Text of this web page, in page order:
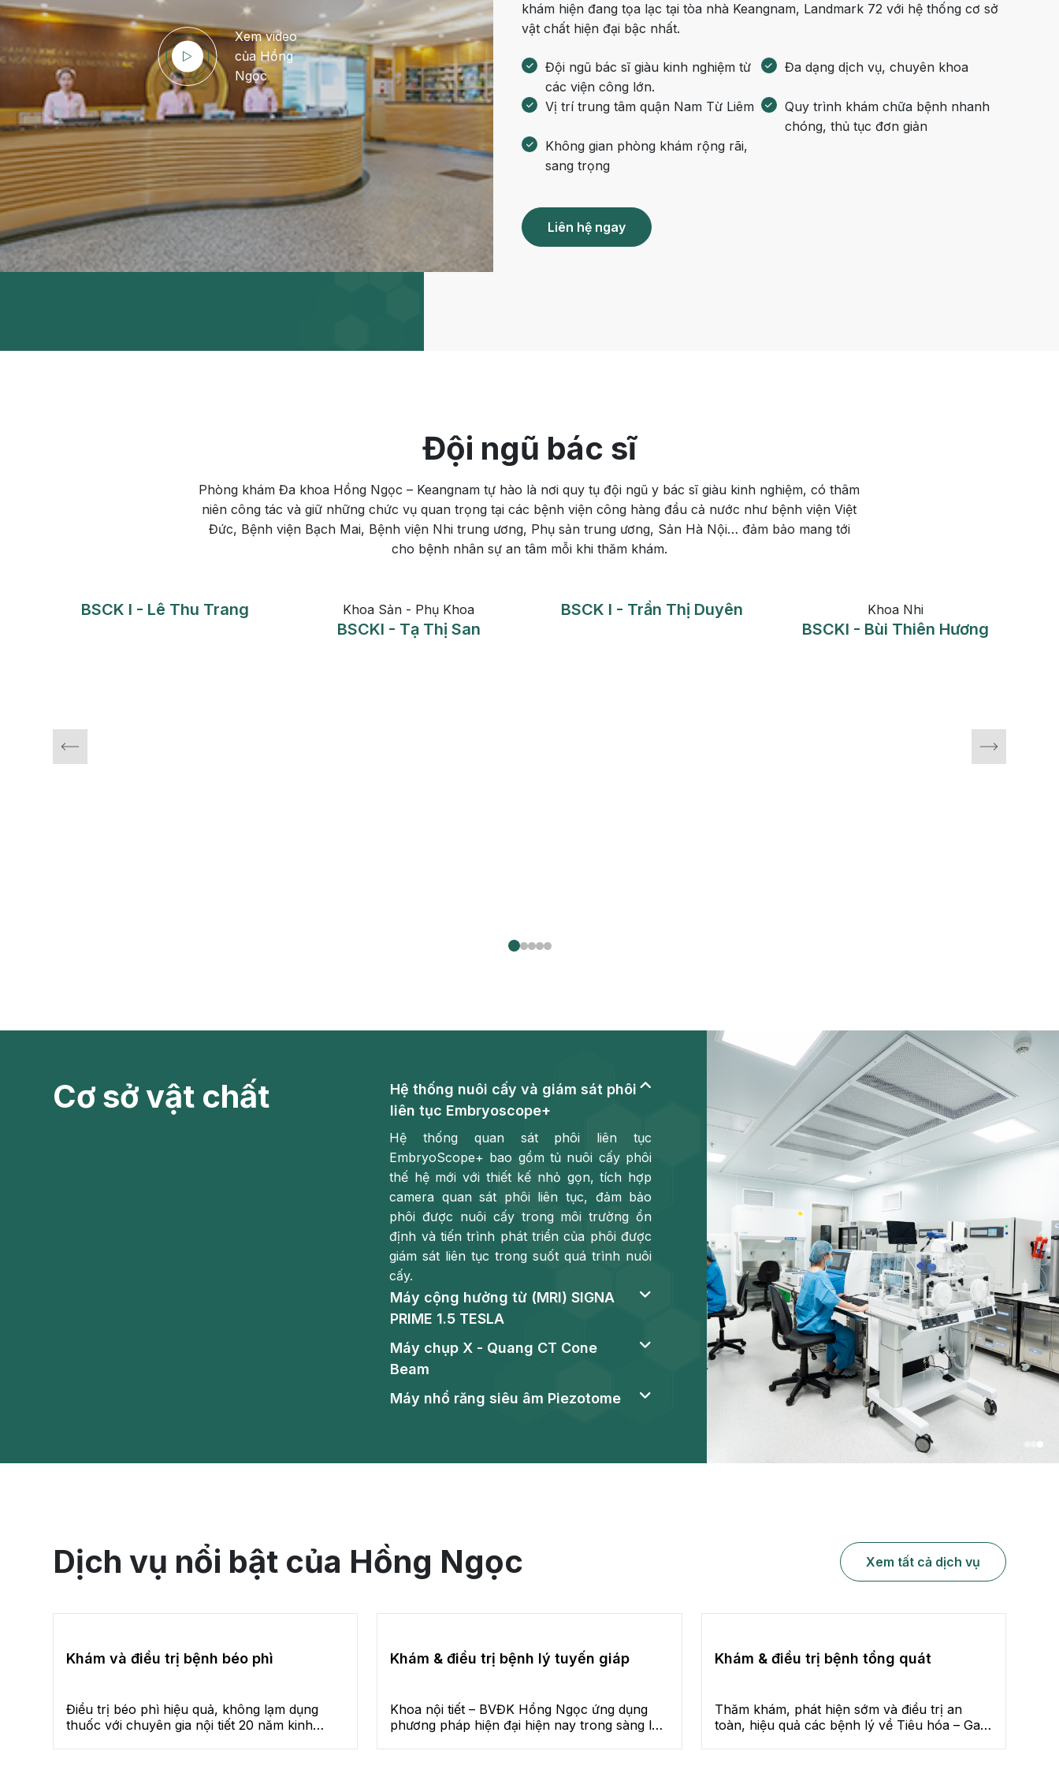
Bệnh học Ung bướu Bệnh học Tim mạch
Thẩm mỹ
Tiêu hóa - Gan - Mật
Nội Tiết
Cấp cứu - Hồi sức tích
cực
Ung bướu
Thận - Tiết niệu
Vật lý trị liệu - Phục hồi
chức năng
Chấn thương chỉnh hình
Ngoại khoa
thần
Xem video
của Hồng
Ngọc
khám hiện đang tọa lạc tại tòa nhà Keangnam, Landmark 72 với hệ thống cơ sở
vật chất hiện đại bậc nhất.
Đội ngũ bác sĩ giàu kinh nghiệm từ
các viện công lớn.
Đa dạng dịch vụ, chuyên khoa
Vị trí trung tâm quận Nam Từ Liêm
Quy trình khám chữa bệnh nhanh
chóng, thủ tục đơn giản
Không gian phòng khám rộng rãi,
sang trọng
Liên hệ ngay
Đội ngũ bác sĩ
Phòng khám Đa khoa Hồng Ngọc – Keangnam tự hào là nơi quy tụ đội ngũ y bác sĩ giàu kinh nghiệm, có thâm
niên công tác và giữ những chức vụ quan trọng tại các bệnh viện công hàng đầu cả nước như bệnh viện Việt
Đức, Bệnh viện Bạch Mai, Bệnh viện Nhi trung ương, Phụ sản trung ương, Sản Hà Nội… đảm bảo mang tới
cho bệnh nhân sự an tâm mỗi khi thăm khám.
Trần Thị Duyên
BSCKI - Bùi Thiên Hương
Khoa Chẩn Đoán Hình Ảnh Và Điện
Quang Can Thiệp
Khoa Nội Tổng Hợp
BSCKII - Phạm Thị Thu Hà THS.BS - Phùng
Cơ sở vật chất
Hệ thống nuôi cấy và giám sát phôi
liên tục Embryoscope+
Hệ thống quan sát phôi liên tục
EmbryoScope+ bao gồm tủ nuôi cấy phôi
thế hệ mới với thiết kế nhỏ gọn, tích hợp
camera quan sát phôi liên tục, đảm bảo
phôi được nuôi cấy trong môi trường ổn
định và tiến trình phát triển của phôi được
giám sát liên tục trong suốt quá trình nuôi
cấy.
Máy cộng hưởng từ (MRI) SIGNA
PRIME 1.5 TESLA
Máy chụp X - Quang CT Cone
Beam
Máy nhổ răng siêu âm Piezotome
Dịch vụ nổi bật của Hồng Ngọc Xem tất cả dịch vụ
Khám và điều trị bệnh béo phì
Điều trị béo phì hiệu quả, không lạm dụng
thuốc với chuyên gia nội tiết 20 năm kinh
Khám & điều trị bệnh lý tuyến giáp
Khoa nội tiết – BVĐK Hồng Ngọc ứng dụng
phương pháp hiện đại hiện nay trong sàng lọc
Khám & điều trị bệnh tổng quát
Thăm khám, phát hiện sớm và điều trị an
toàn, hiệu quả các bệnh lý về Tiêu hóa – Gan